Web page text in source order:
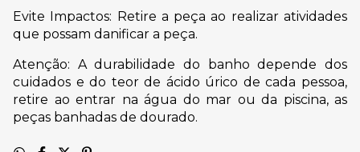
Evite Impactos: Retire a peça ao realizar atividades
que possam danificar a peça.
Atenção: A durabilidade do banho depende dos
cuidados e do teor de ácido úrico de cada pessoa,
retire ao entrar na água do mar ou da piscina, as
peças banhadas de dourado.